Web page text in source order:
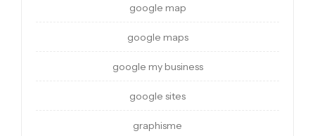
google map
google maps
google my business
google sites
graphisme